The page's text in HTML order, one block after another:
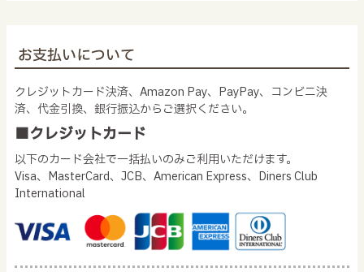
お支払いについて
クレジットカード決済、Amazon Pay、PayPay、コンビニ決
済、代金引換、銀行振込からご選択ください。
■クレジットカード
以下のカード会社で一括払いのみご利用いただけます。
Visa、MasterCard、JCB、American Express、Diners Club
International